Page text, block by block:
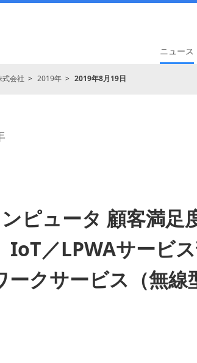
ニュース
式会社 2019年 2019年8月19日
ンピュータ 顧客満
IoT／LPWAサービ
ークサービス（無線